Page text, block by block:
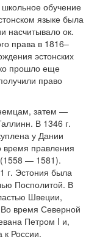
обучение
языке была
насчитывало ок.
права в 1816–
эстонских
прошло еще
право
затем —
В 1346 г.
у Дании
время правления
(1558 — 1581).
г. Эстония была
Посполитой. В
Швеции,
Во время Северной
Петром I и,
к России.